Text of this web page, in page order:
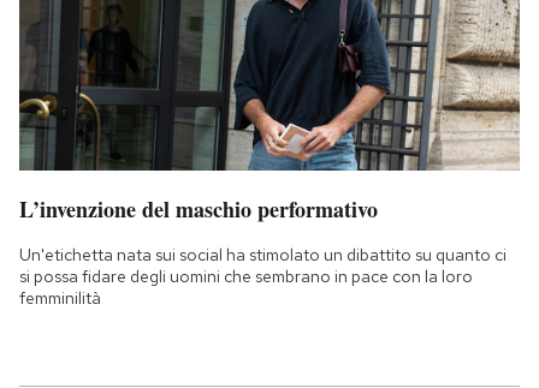
L’invenzione del maschio performativo
Un'etichetta nata sui social ha stimolato un dibattito su quanto ci
si possa fidare degli uomini che sembrano in pace con la loro
femminilità